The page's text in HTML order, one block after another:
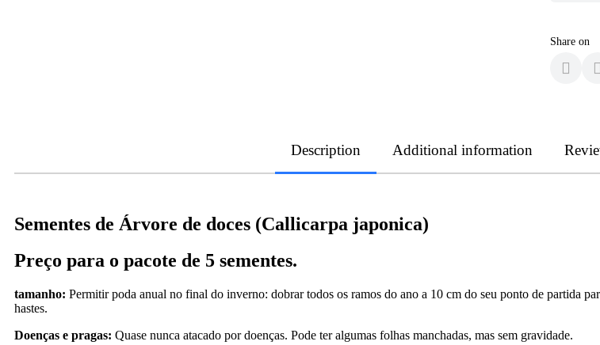
Share on
Description Additional information
Sementes de Árvore de doces (Callicarpa japonica)
Preço para o pacote de 5 sementes.
tamanho: Permitir poda anual no final do inverno: dobrar todos os ramos do ano a 10 cm do seu ponto de partida
hastes.
Doenças e pragas: Quase nunca atacado por doenças. Pode ter algumas folhas manchadas, mas sem gravidade.